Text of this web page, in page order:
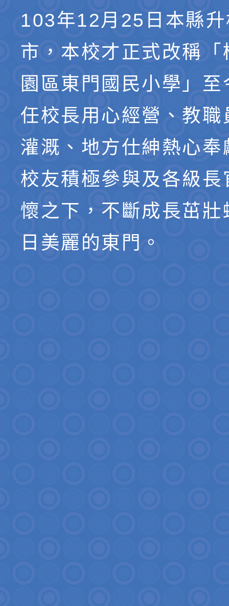
103年12月25日本縣
市，本校才正式改稱「
園區東門國民小學」
任校長用心經營、教職
灌溉、地方仕紳熱心奉
校友積極參與及各級長
懷之下，不斷成長茁壯
日美麗的東門。